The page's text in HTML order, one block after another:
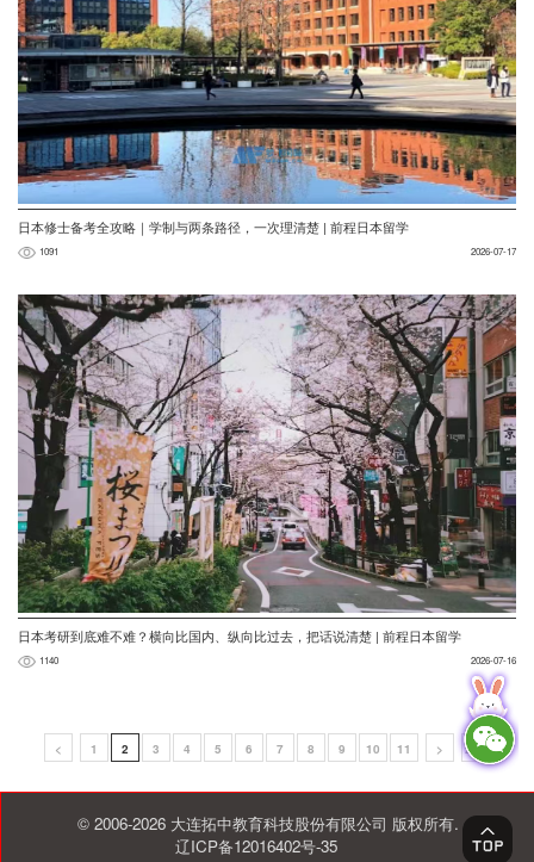
日本修士备考全攻略｜学制与两条路径，一次理清楚 | 前程日本留学
1091 2026-07-17
日本考研到底难不难？横向比国内、纵向比过去，把话说清楚 | 前程日本留学
1140 2026-07-16
< 1 2 3 4 5 6 7 8 9 10 11 > 299
© 2006-2026 大连拓中教育科技股份有限公司 版权所有.
辽ICP备12016402号-35